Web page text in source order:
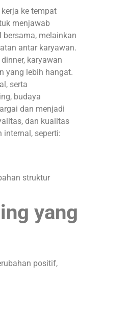
ke tempat
menjawab
melainkan
antar karyawan.
karyawan
yang lebih hangat.
serta
budaya
dan menjadi
dan kualitas
seperti:
struktur
yang
positif,